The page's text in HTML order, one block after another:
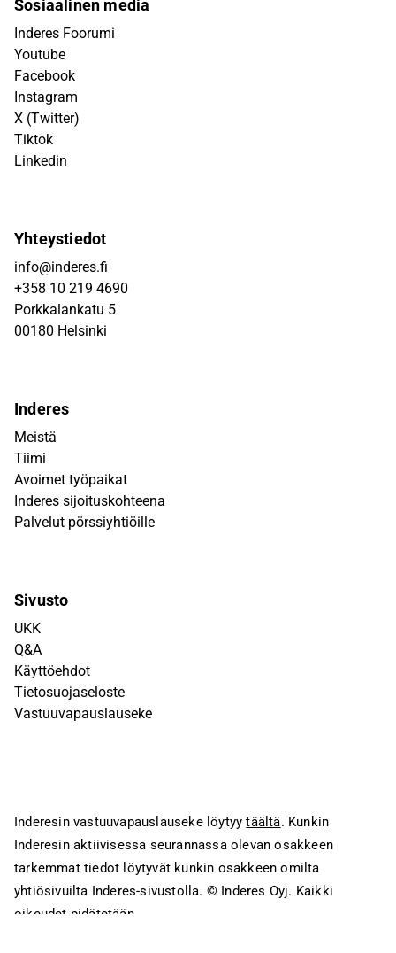
Sosiaalinen media
Inderes Foorumi
Youtube
Facebook
Instagram
X (Twitter)
Tiktok
Linkedin
Yhteystiedot
info@inderes.fi
+358 10 219 4690
Porkkalankatu 5
00180 Helsinki
Inderes
Meistä
Tiimi
Avoimet työpaikat
Inderes sijoituskohteena
Palvelut pörssiyhtiöille
Sivusto
UKK
Q&A
Käyttöehdot
Tietosuojaseloste
Vastuuvapauslauseke
Inderesin vastuuvapauslauseke löytyytäältä. Kunkin
Inderesin aktiivisessa seurannassa olevan osakkeen
tarkemmat tiedot löytyvät kunkin osakkeen omilta
yhtiösivuilta Inderes-sivustolla. © Inderes Oyj. Kaikki
oikeudet pidätetään.